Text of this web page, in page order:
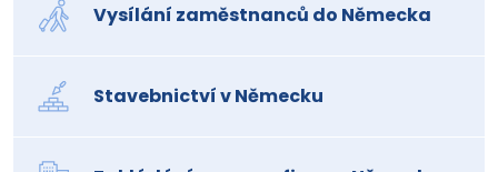
Vysílání zaměstnanců do Německa
Stavebnictví v Německu